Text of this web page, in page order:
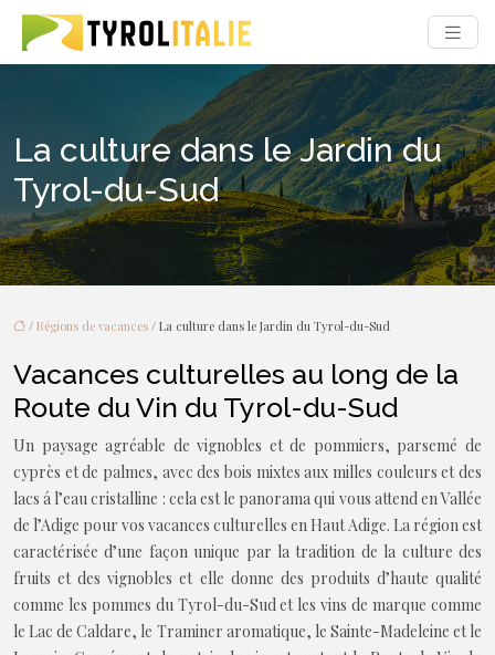
La culture dans le Jardin du
Tyrol-du-Sud
/ Régions de vacances / La culture dans le Jardin du Tyrol-du-Sud
Vacances culturelles au long de la
Route du Vin du Tyrol-du-Sud
Un paysage agréable de vignobles et de pommiers, parsemé de
cyprès et de palmes, avec des bois mixtes aux milles couleurs et des
lacs á l’eau cristalline : cela est le panorama qui vous attend en Vallée
de l’Adige pour vos vacances culturelles en Haut Adige. La région est
caractérisée d’une façon unique par la tradition de la culture des
fruits et des vignobles et elle donne des produits d’haute qualité
comme les pommes du Tyrol-du-Sud et les vins de marque comme
le Lac de Caldare, le Traminer aromatique, le Sainte-Madeleine et le